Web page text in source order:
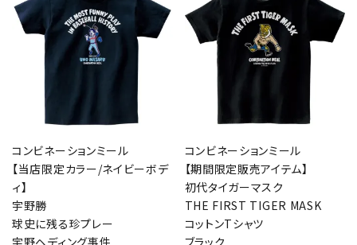
コンビネーションミール
【当店限定カラー/ネイビーボデ
ィ】
宇野勝
球史に残る珍プレー
宇野ヘディング事件
コンビネーションミール
【期間限定販売アイテム】
初代タイガーマスク
THE FIRST TIGER MASK
コットンTシャツ
ブラック